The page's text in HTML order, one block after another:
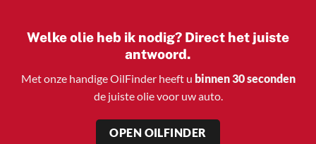
Welke olie heb ik nodig? Direct het juiste
antwoord.
Met onze handige OilFinder heeft u binnen 30 seconden
de juiste olie voor uw auto.
OPEN OILFINDER